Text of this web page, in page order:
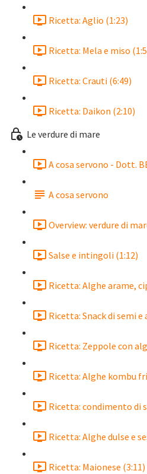
Ricetta: Aglio (1:23)
Ricetta: Mela e miso
Ricetta: Crauti (6:49)
Ricetta: Daikon (2:10)
Le verdure di mare
A cosa servono - Dott.
A cosa servono
Overview: verdure di
Salse e intingoli (1:12)
Ricetta: Alghe arame,
Ricetta: Snack di semi e
Ricetta: Zeppole con
Ricetta: Alghe kombu
Ricetta: condimento di
Ricetta: Alghe dulse e
Ricetta: Maionese (3:11)